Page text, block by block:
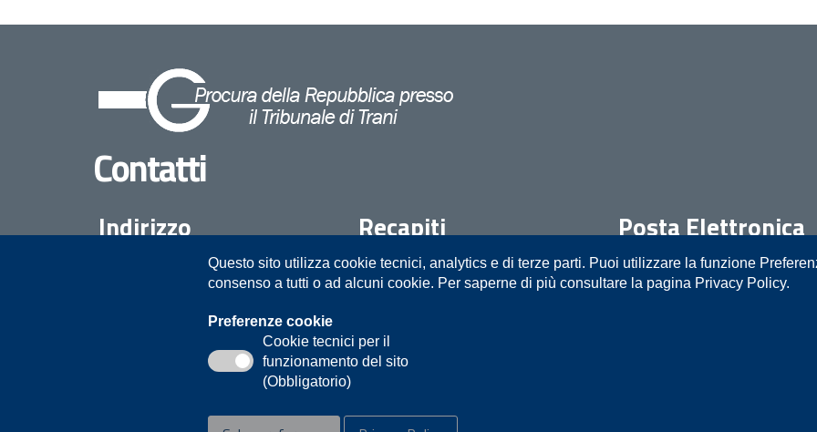
Contatti
Indirizzo
Procura della Repubblica presso il
Piazza Duomo 10
Recapiti
0883505111
Posta Elettronica
Questo sito utilizza cookie tecnici, analytics e di terze parti. Puoi utilizzare la funzione
consenso a tutti o ad alcuni cookie. Per saperne di più consultare la pagina Privacy Policy.
Preferenze cookie
Cookie tecnici per il
funzionamento del sito
(Obbligatorio)